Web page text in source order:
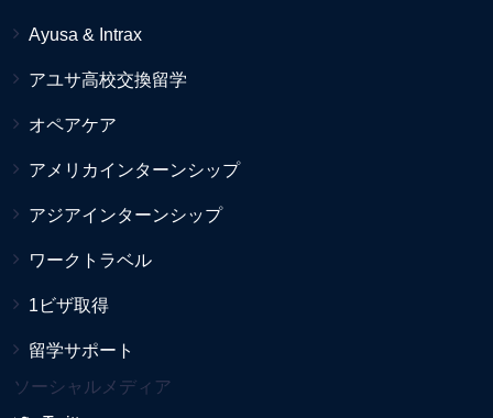
Ayusa & Intrax
アユサ高校交換留学
オペアケア
アメリカインターンシップ
アジアインターンシップ
ワークトラベル
1ビザ取得
留学サポート
ソーシャルメディア